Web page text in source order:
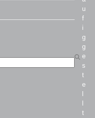
u
f
i
g
g
e
s
t
e
t